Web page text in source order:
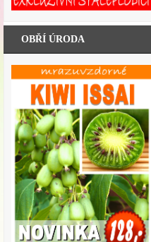
OBŘÍ ÚRODA